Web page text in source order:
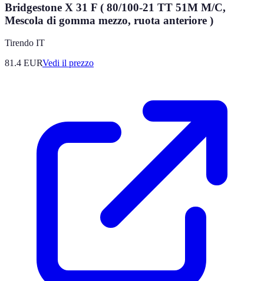
Bridgestone X 31 F ( 80/100-21 TT 51M M/C,
Mescola di gomma mezzo, ruota anteriore )
Tirendo IT
81.4 EURVedi il prezzo